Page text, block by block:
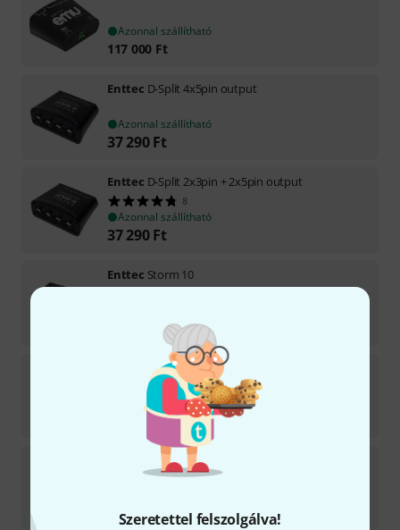
Szeretettel felszolgálva!
Azonnal szállítható
117 000 Ft
Enttec D-Split 4x5pin output
Azonnal szállítható
37 290 Ft
Enttec D-Split 2x3pin + 2x5pin output
8
Azonnal szállítható
37 290 Ft
Enttec Storm 10
Ft
CVC4 CV LED Dimmer 4Ch.
1
Azonnal szállítható
Ft
DIN RDS4
1
115 400Ft